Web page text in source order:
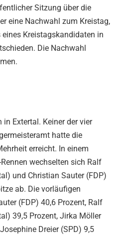
Sitzung über die
eine Nachwahl zum Kreistag,
Kreistagskandidaten in
Die Nachwahl
Extertal. Keiner der vier
hatte die
erreicht. In einem
wechselten sich Ralf
und Christian Sauter (FDP)
ab. Die vorläufigen
(FDP) 40,6 Prozent, Ralf
39,5 Prozent, Jirka Möller
Dreier (SPD) 9,5